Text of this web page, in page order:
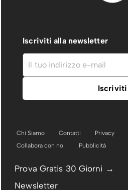
Iscriviti alla newsletter
Chi Siamo Contatti Privacy
Collabora con noi
Pubblicità
Prova Gratis 30 Giorni →
Newsletter